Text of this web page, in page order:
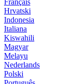
Hrvatski
Indonesia
Italiana
Kiswahili
Magyar
Melayu
Nederlands
Polski